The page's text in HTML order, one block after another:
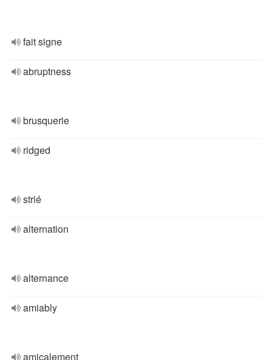
fait signe
abruptness
brusquerie
ridged
strié
alternation
alternance
amiably
amicalement